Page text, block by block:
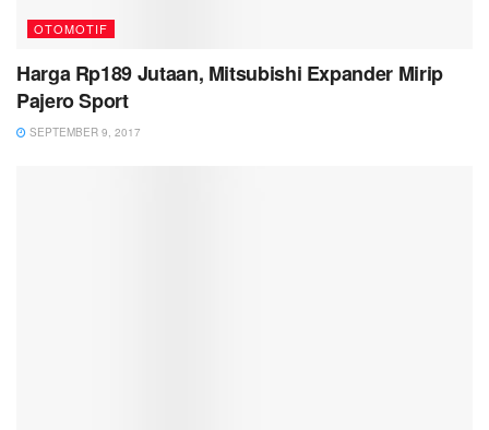
OTOMOTIF
Harga Rp189 Jutaan, Mitsubishi Expander Mirip
Pajero Sport
SEPTEMBER 9, 2017